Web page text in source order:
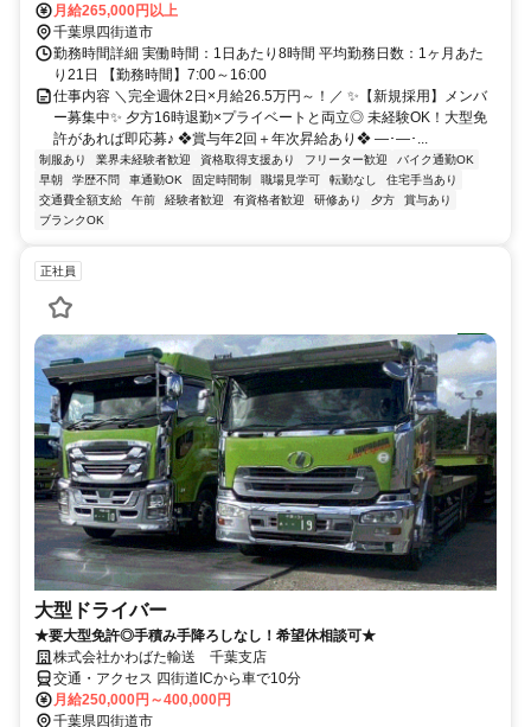
徒歩10分
月給265,000円以上
千葉県四街道市
勤務時間詳細 実働時間：1日あたり8時間 平均勤務日数：1ヶ月あた
り21日 【勤務時間】7:00～16:00
仕事内容 ＼完全週休2日×月給26.5万円～！／ ✨【新規採用】メンバ
ー募集中✨ 夕方16時退勤×プライベートと両立◎ 未経験OK！大型免
許があれば即応募♪ ❖賞与年2回＋年次昇給あり❖ ―･―･...
制服あり 業界未経験者歓迎 資格取得支援あり フリーター歓迎
バイク通勤OK
早朝
学歴不問 車通勤OK 固定時間制 職場見学可 転勤なし
住宅手当あり
交通費全額支給
午前 経験者歓迎 有資格者歓迎 研修あり 夕方
賞与あり
ブランクOK
正社員
大型ドライバー
★要大型免許◎手積み手降ろしなし！希望休相談可★
株式会社かわばた輸送 千葉支店
交通・アクセス 四街道ICから車で10分
月給250,000円～400,000円
千葉県四街道市